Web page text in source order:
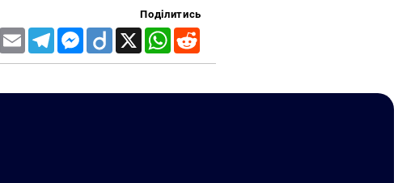
Поділитись
Mastodon
Email TelegramMessenger
Diigo X WhatsApp